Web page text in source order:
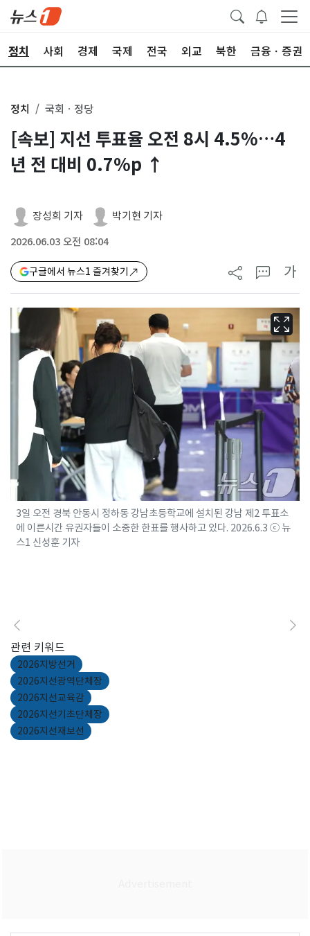
정치 사회 경제 국제 전국 외교 북한 금융ㆍ증권
정치 국회ㆍ정당
[속보] 지선 투표율 오전 8시 4.5%…4
년 전 대비 0.7%p ↑
장성희 기자 박기현 기자
2026.06.03 오전 08:04
구글에서 뉴스1 즐겨찾기 가
3일 오전 경북 안동시 정하동 강남초등학교에 설치된 강남 제2 투표소
에 이른시간 유권자들이 소중한 한표를 행사하고 있다. 2026.6.3 ⓒ 뉴
스1 신성훈 기자
관련 키워드
2026지방선거
2026지선광역단체장
2026지선교육감
2026지선기초단체장
2026지선재보선